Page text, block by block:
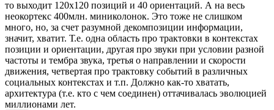
то выходит 120х120 позиций и 40 ориентаций. А на весь
неокортекс 400млн. миниколонок. Это тоже не слишком
много, но, за счет разумной декомпозиции информации,
значит, хватит. Т.е. одна область про трактовки в контекстах
позиции и ориентации, другая про звуки при условии разной
частоты и тембра звука, третья о направлении и скорости
движения, четвертая про трактовку событий в различных
социальных контекстах и т.п. Должно как-то хватать,
архитектура (т.е. кто с чем соединен) оттачивалась эволюцией
миллионами лет.